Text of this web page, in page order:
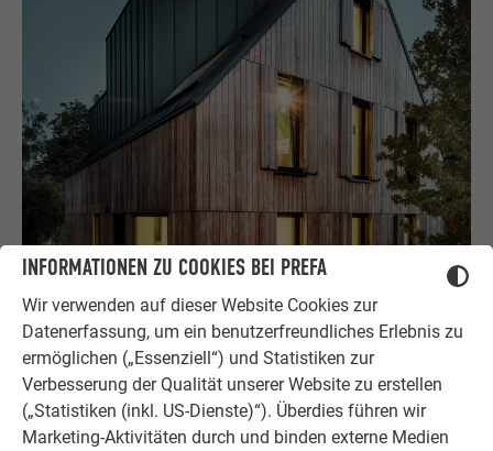
INFORMATIONEN ZU COOKIES BEI PREFA
Wir verwenden auf dieser Website Cookies zur
Datenerfassung, um ein benutzerfreundliches Erlebnis zu
ermöglichen („Essenziell“) und Statistiken zur
Verbesserung der Qualität unserer Website zu erstellen
(„Statistiken (inkl. US-Dienste)“). Überdies führen wir
Marketing-Aktivitäten durch und binden externe Medien
MATERIAL
Prefalz
P.10 Anthrazit